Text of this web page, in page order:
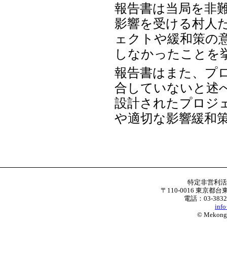
報告書は当局を非
影響を受ける村人
ェクトや緩和策の
しなかったことを
報告書はまた、プ
合していないと述
設計されたプロジ
や適切な影響緩和
特定非営利
〒110-0016 東京都台
電話：03-
info
© Mekong